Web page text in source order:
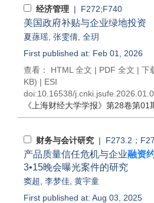
经济管理 | F272;F740
美国政府补贴与企业绿地投资
夏蓀瑶 张雯倩 全玥
First published at: Feb 01, 2026
查看： HTML 全文 | PDF 全文 | 下
KB) | ESI
doi:10.16538/
《上海财经大学学报》 第28卷第01
财务与会计研究 | F273.2；
产品质量信任危机与企业融资
3•15晚会曝光案件的研究
窦超 李梦佳 黄宇童
First published at: Aug 03, 2025